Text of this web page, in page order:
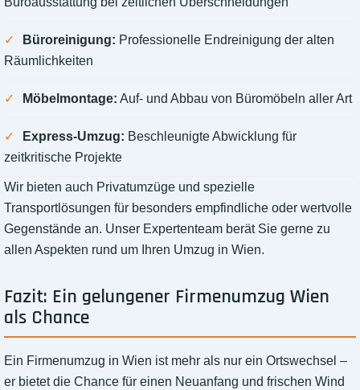
Büroreinigung: Professionelle Endreinigung der alten
Räumlichkeiten
Möbelmontage: Auf- und Abbau von Büromöbeln aller Art
Express-Umzug: Beschleunigte Abwicklung für
zeitkritische Projekte
Wir bieten auch Privatumzüge und spezielle
Transportlösungen für besonders empfindliche oder wertvolle
Gegenstände an. Unser Expertenteam berät Sie gerne zu
allen Aspekten rund um Ihren Umzug in Wien.
Fazit: Ein gelungener Firmenumzug Wien
als Chance
Ein Firmenumzug in Wien ist mehr als nur ein Ortswechsel –
er bietet die Chance für einen Neuanfang und frischen Wind